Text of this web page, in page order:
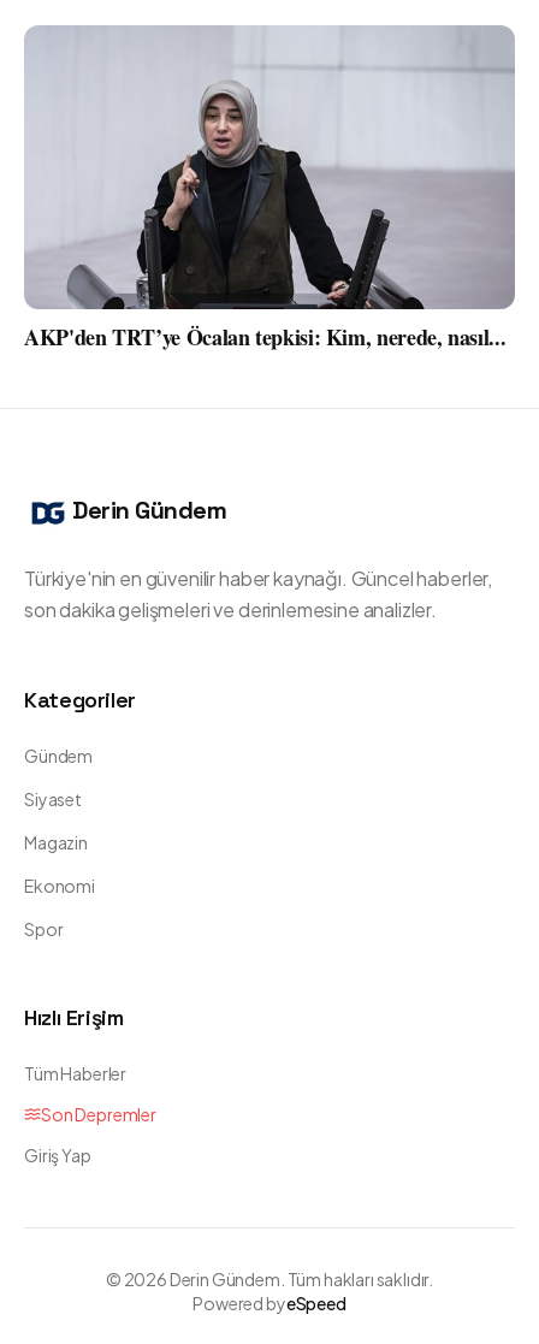
AKP'den TRT’ye Öcalan tepkisi: Kim, nerede, nasıl...
Derin Gündem
Türkiye'nin en güvenilir haber kaynağı. Güncel haberler,
son dakika gelişmeleri ve derinlemesine analizler.
Kategoriler
Gündem
Siyaset
Magazin
Ekonomi
Spor
Hızlı Erişim
Tüm Haberler
Son Depremler
Giriş Yap
© 2026 Derin Gündem. Tüm hakları saklıdır.
Powered byeSpeed